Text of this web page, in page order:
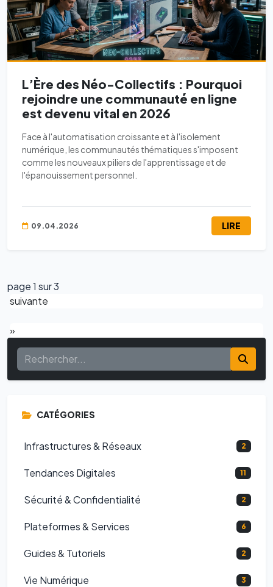
L’Ère des Néo-Collectifs : Pourquoi
rejoindre une communauté en ligne
est devenu vital en 2026
Face à l'automatisation croissante et à l'isolement
numérique, les communautés thématiques s'imposent
comme les nouveaux piliers de l'apprentissage et de
l'épanouissement personnel.
09.04.2026 LIRE
page 1 sur 3
suivante
»
CATÉGORIES
Infrastructures & Réseaux 2
Tendances Digitales 11
Sécurité & Confidentialité 2
Plateformes & Services 6
Guides & Tutoriels 2
Vie Numérique 3